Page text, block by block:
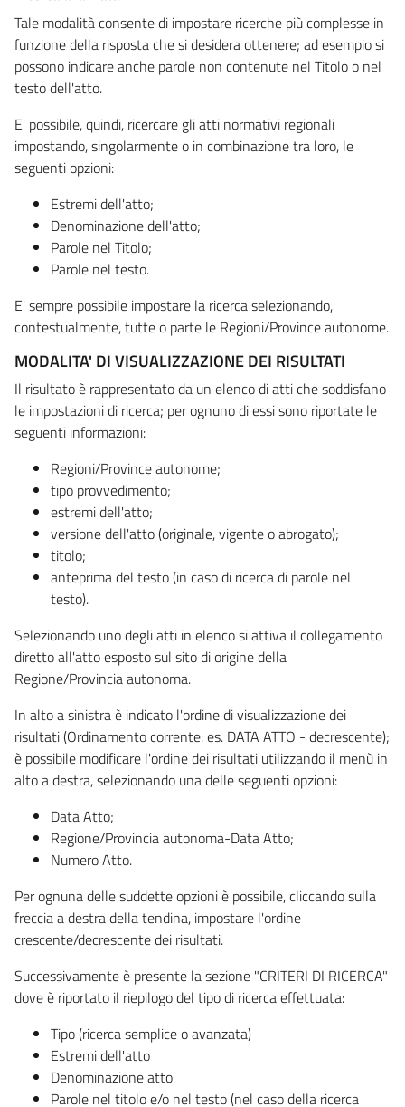
Tale modalità consente di impostare ricerche più complesse in
funzione della risposta che si desidera ottenere; ad esempio si
possono indicare anche parole non contenute nel Titolo o nel
testo dell'atto.
E' possibile, quindi, ricercare gli atti normativi regionali
impostando, singolarmente o in combinazione tra loro, le
seguenti opzioni:
Estremi dell'atto;
Denominazione dell'atto;
Parole nel Titolo;
Parole nel testo.
E' sempre possibile impostare la ricerca selezionando,
contestualmente, tutte o parte le Regioni/Province autonome.
MODALITA' DI VISUALIZZAZIONE DEI RISULTATI
Il risultato è rappresentato da un elenco di atti che soddisfano
le impostazioni di ricerca; per ognuno di essi sono riportate le
seguenti informazioni:
Regioni/Province autonome;
tipo provvedimento;
estremi dell'atto;
versione dell'atto (originale, vigente o abrogato);
titolo;
anteprima del testo (in caso di ricerca di parole nel
testo).
Selezionando uno degli atti in elenco si attiva il collegamento
diretto all'atto esposto sul sito di origine della
Regione/Provincia autonoma.
In alto a sinistra è indicato l'ordine di visualizzazione dei
risultati (Ordinamento corrente: es. DATA ATTO - decrescente);
è possibile modificare l'ordine dei risultati utilizzando il menù in
alto a destra, selezionando una delle seguenti opzioni:
Data Atto;
Regione/Provincia autonoma-Data Atto;
Numero Atto.
Per ognuna delle suddette opzioni è possibile, cliccando sulla
freccia a destra della tendina, impostare l'ordine
crescente/decrescente dei risultati.
Successivamente è presente la sezione "CRITERI DI RICERCA"
dove è riportato il riepilogo del tipo di ricerca effettuata:
Tipo (ricerca semplice o avanzata)
Estremi dell'atto
Denominazione atto
Parole nel titolo e/o nel testo (nel caso della ricerca